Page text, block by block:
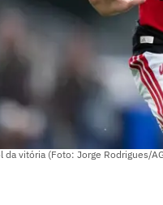
da vitória (Foto: Jorge Rodrigues/